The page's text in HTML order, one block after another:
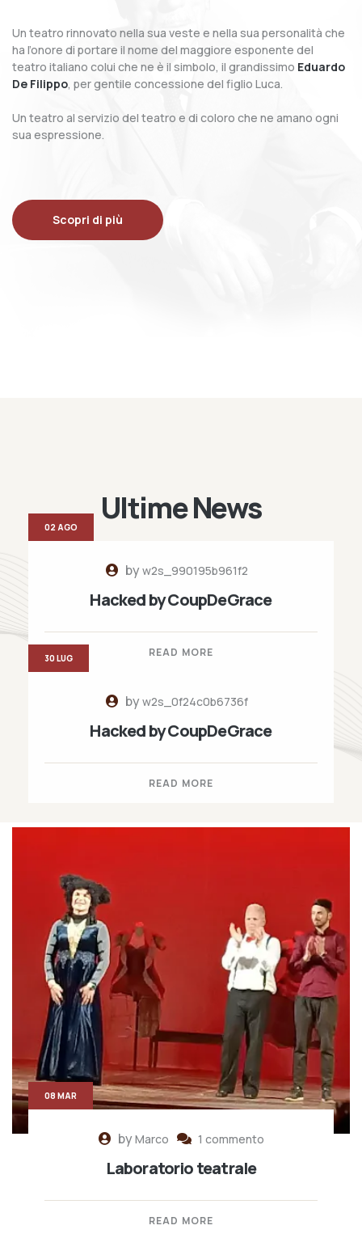
Un teatro rinnovato nella sua veste e nella sua personalità che
ha l’onore di portare il nome del maggiore esponente del
teatro italiano colui che ne è il simbolo, il grandissimo Eduardo
De Filippo, per gentile concessione del figlio Luca.
Un teatro al servizio del teatro e di coloro che ne amano ogni
sua espressione.
Scopri di più
Ultime News
byw2s_990195b961f2
Hacked by CoupDeGrace
READ MORE
02 AGO
byw2s_0f24c0b6736f
Hacked by CoupDeGrace
READ MORE
30 LUG
byMarco 1 commento
Laboratorio teatrale
READ MORE
08 MAR